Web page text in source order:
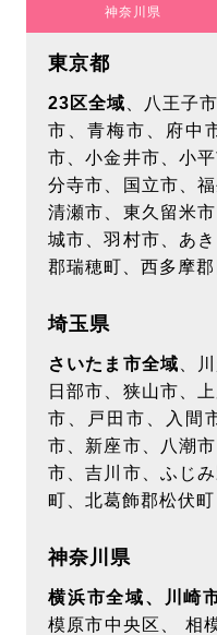
もっとみる
2026/7/8
【メディア掲載】「air
クリーニングが紹介さ
もっとみる
神奈川県
東京都
23区全域 、八王子
市、青梅市、府中
市、小金井市、小
分寺市、国立市、
清瀬市、東久留米
城市、羽村市、あ
郡瑞穂町、西多摩
埼玉県
さいたま市全域 、
日部市、狭山市、
市、戸田市、入間
市、新座市、八潮
市、吉川市、ふじ
町、北葛飾郡松伏町
神奈川県
横浜市全域、川崎
模原市中央区、 相